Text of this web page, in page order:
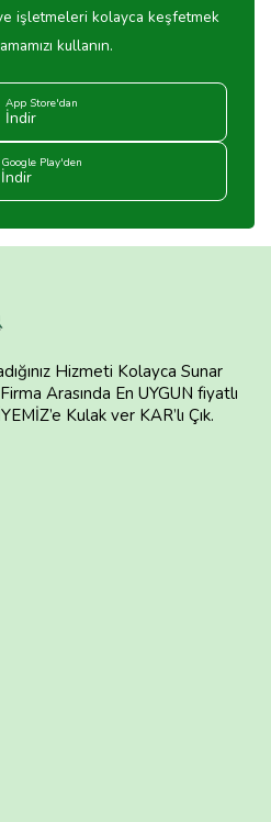
işletmeleri kolayca keşfetmek
kullanın.
App Store'dan
İndir
Google Play'den
İndir
Hizmeti Kolayca Sunar
Arasında En UYGUN fiyatlı
Kulak ver KAR’lı Çık.